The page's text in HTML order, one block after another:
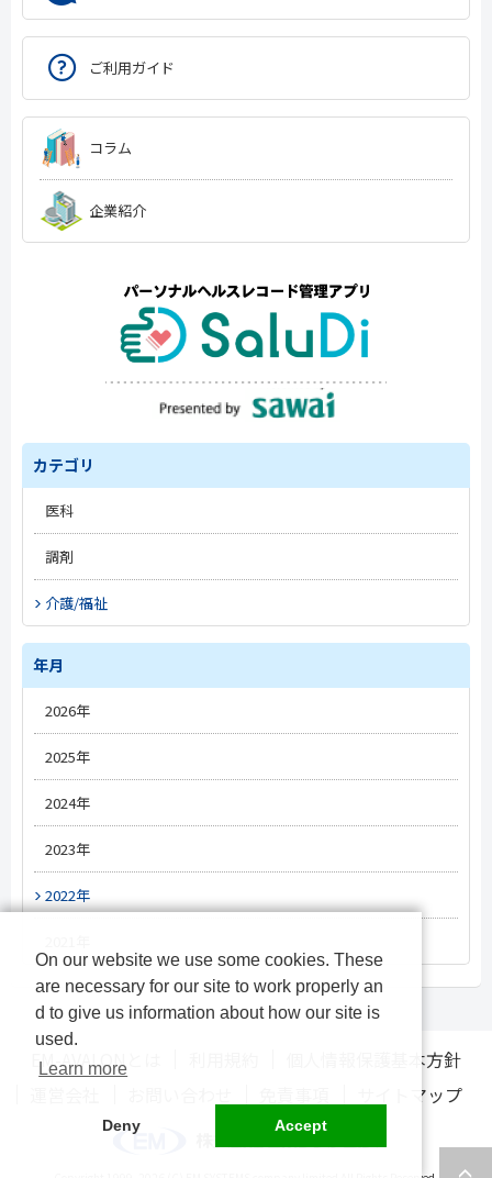
ご利用ガイド
コラム
企業紹介
カテゴリ
医科
#開業準備
#改定情報
#新薬情報
#オンライン資格確認
#オンライン診療
#医療DX
#経営
#レセプト
調剤
#トレンド
#薬局経営
#新薬情報
#改定情報
#電子処方箋
#オンライン服薬指導
#薬局DX
#人材/キャリア
#物流
#OTC
介護/福祉
#施設経営
#人材情報
#改定情報
年月
2026年
3月
2025年
12月
10月
9月
7月
6月
5月
2024年
12月
11月
9月
8月
7月
2023年
12月
10月
9月
8月
2022年
11月
10月
9月
11月
10月
EM-AVALONとは
個人情報保護基本方針
サイトマップ
On our website we use some cookies. These
are necessary for our site to work properly an
d to give us information about how our site is
used.
Learn more
Deny Accept